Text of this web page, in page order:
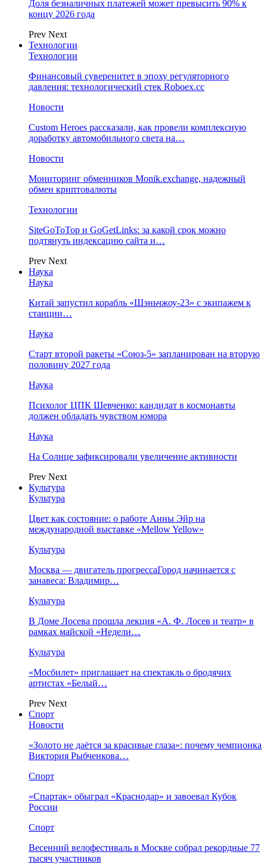
Доля безналичных платежей может превысить 90% к
концу 2026 года
Prev Next
Технологии
Технологии
Финансовый суверенитет в эпоху регуляторного
давления: технологический стек Roboex.cc
Новости
Custom Heroes рассказали, как провели комплексную
доработку автомобильного света на…
Новости
Мониторинг обменников Monik.exchange, надежный
обмен криптовалюты
Технологии
SiteGoToTop и GoGetLinks: за какой срок можно
подтянуть индексацию сайта и…
Prev Next
Наука
Наука
Китай запустил корабль «Шэньчжоу-23» с экипажем к
станции…
Наука
Старт второй ракеты «Союз-5» запланирован на вторую
половину 2027 года
Наука
Психолог ЦПК Шевченко: кандидат в космонавты
должен обладать чувством юмора
Наука
На Солнце зафиксировали увеличение активности
Prev Next
Культура
Культура
Цвет как состояние: о работе Анны Эйр на
международной выставке «Mellow Yellow»
Культура
Москва — двигатель прогрессаГород начинается с
занавеса: Владимир…
Культура
В Доме Лосева прошла лекция «А. Ф. Лосев и театр» в
рамках майской «Недели…
Культура
«Мосбилет» приглашает на спектакль о бродячих
артистах «Белый…
Prev Next
Спорт
Новости
«Золото не даётся за красивые глаза»: почему чемпионка
Виктория Рыбченкова…
Спорт
«Спартак» обыграл «Краснодар» и завоевал Кубок
России
Спорт
Весенний велофестиваль в Москве собрал рекордные 77
тысяч участников